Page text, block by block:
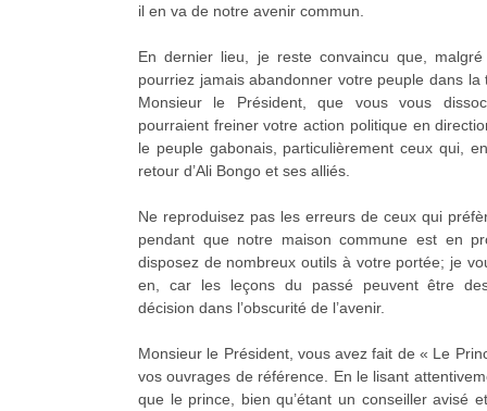
il en va de notre avenir commun.
En dernier lieu, je reste convaincu que,
pourriez jamais abandonner votre peuple dans
Monsieur le Président, que vous vous
pourraient freiner votre action politique en
le peuple gabonais, particulièrement ceux qui,
retour d’Ali Bongo et ses alliés.
Ne reproduisez pas les erreurs de ceux qui
pendant que notre maison commune est en
disposez de nombreux outils à votre portée; je
en, car les leçons du passé peuvent être
décision dans l’obscurité de l’avenir.
Monsieur le Président, vous avez fait de « Le
vos ouvrages de référence. En le lisant
que le prince, bien qu’étant un conseiller avisé